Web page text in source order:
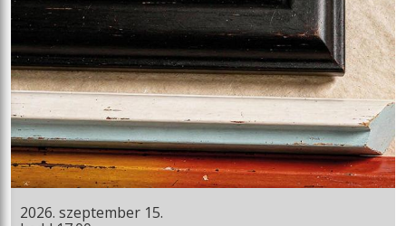
2026. szeptember 15.